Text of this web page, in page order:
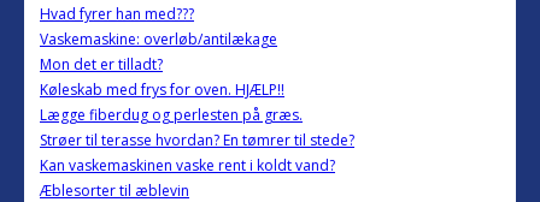
Hvad fyrer han med???
Vaskemaskine: overløb/antilækage
Mon det er tilladt?
Køleskab med frys for oven. HJÆLP!!
Lægge fiberdug og perlesten på græs.
Strøer til terasse hvordan? En tømrer til stede?
Kan vaskemaskinen vaske rent i koldt vand?
Æblesorter til æblevin